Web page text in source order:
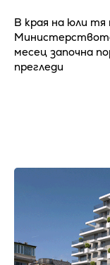
В края на юли тя
месец започна
прегледи